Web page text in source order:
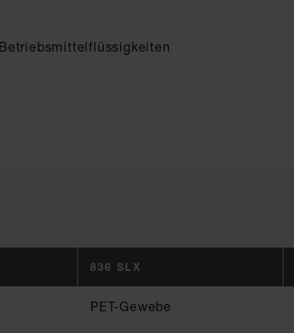
836 SLX
PET-Gewebe